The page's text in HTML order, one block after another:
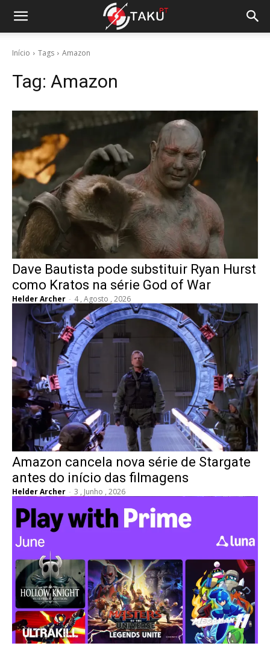
Início Tags Amazon
Tag: Amazon
Dave Bautista pode substituir Ryan Hurst
como Kratos na série God of War
Helder Archer - 4 , Agosto , 2026
Amazon cancela nova série de Stargate
antes do início das filmagens
Helder Archer - 3 , Junho , 2026